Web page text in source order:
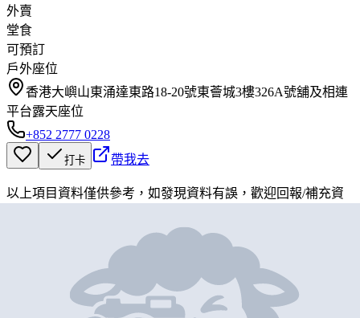
外賣
堂食
可預訂
戶外座位
香港大嶼山東涌達東路18-20號東薈城3樓326A號舖及相連
平台露天座位
+852 2777 0228
打卡 帶我去
以上項目資料僅供參考，如發現資料有誤，歡迎回報/補充資